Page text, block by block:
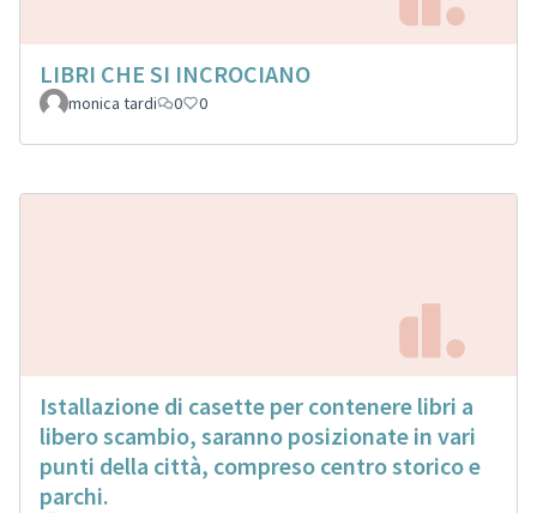
LIBRI CHE SI INCROCIANO
monica tardi 0 0
Istallazione di casette per contenere libri a
libero scambio, saranno posizionate in vari
punti della città, compreso centro storico e
parchi.